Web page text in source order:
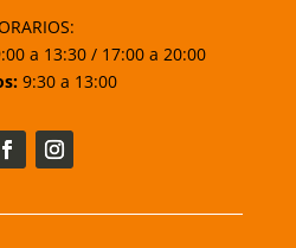
a 13:30 / 17:00 a 20:00
9:30 a 13:00